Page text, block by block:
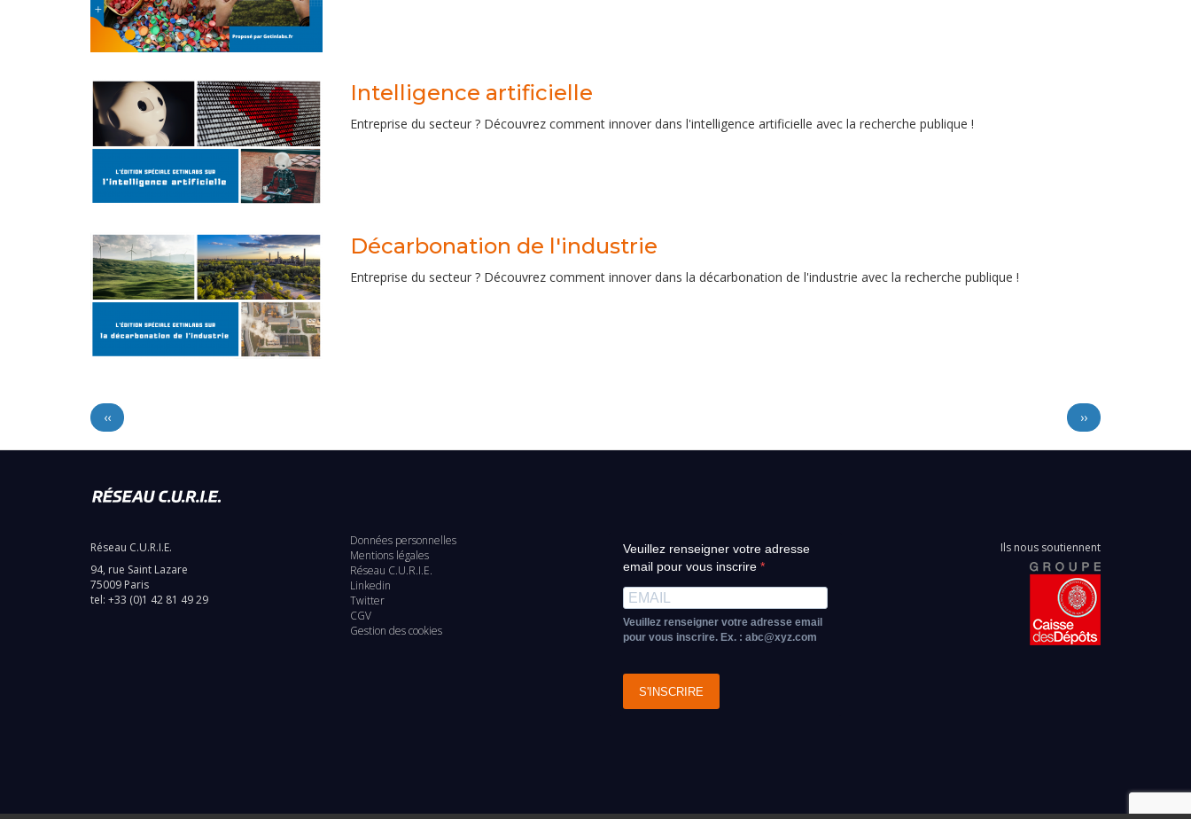
Intelligence artificielle
Entreprise du secteur ? Découvrez comment innover dans l'intelligence artificielle avec la recherche publique !
Décarbonation de l'industrie
Entreprise du secteur ? Découvrez comment innover dans la décarbonation de l'industrie avec la recherche publique !
PAGINATION
Page
précédente
‹‹
Page
suivante
››
Réseau C.U.R.I.E.
94, rue Saint Lazare
75009 Paris
tel: +33 (0)1 42 81 49 29
Pied
de
page
Données personnelles
Mentions légales
Réseau C.U.R.I.E.
Linkedin
Twitter
CGV
Gestion des cookies
Veuillez renseigner votre adresse
email pour vous inscrire
Veuillez renseigner votre adresse email
pour vous inscrire. Ex. : abc@xyz.com
S'INSCRIRE
Ils nous soutiennent